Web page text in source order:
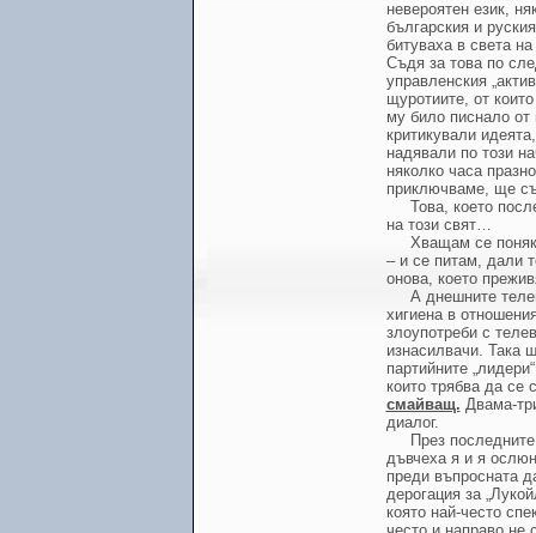
невероятен език,
българския и
битуваха в света
Съдя за това по
управленския
щуротиите, от
му било писнало от
критикували
надявали по този
няколко часа
приключваме, ще
Това, което
на този свят…
Хващам се
– и се питам, дали
онова, което
А днешните
хигиена в
злоупотреби с
изнасилвачи. Така
партийните
които трябва да се
смайващ. Двама-
диалог.
През
дъвчеха я и я
преди въпросната
дерогация за
която най-често